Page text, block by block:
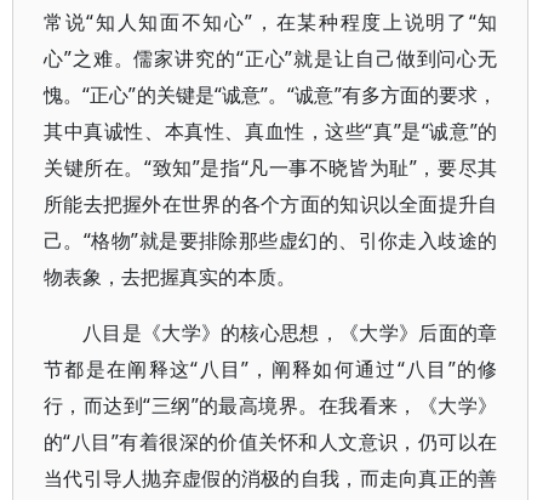
常说“知人知面不知心”，在某种程度上说明了“知
心”之难。儒家讲究的“正心”就是让自己做到问心无
愧。“正心”的关键是“诚意”。“诚意”有多方面的要求，
其中真诚性、本真性、真血性，这些“真”是“诚意”的
关键所在。“致知”是指“凡一事不晓皆为耻”，要尽其
所能去把握外在世界的各个方面的知识以全面提升自
己。“格物”就是要排除那些虚幻的、引你走入歧途的
物表象，去把握真实的本质。
八目是《大学》的核心思想，《大学》后面的章
节都是在阐释这“八目”，阐释如何通过“八目”的修
行，而达到“三纲”的最高境界。在我看来，《大学》
的“八目”有着很深的价值关怀和人文意识，仍可以在
当代引导人抛弃虚假的消极的自我，而走向真正的善